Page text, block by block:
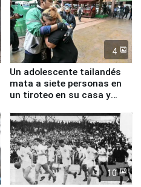
4
Un adolescente tailandés
mata a siete personas en
un tiroteo en su casa y
10